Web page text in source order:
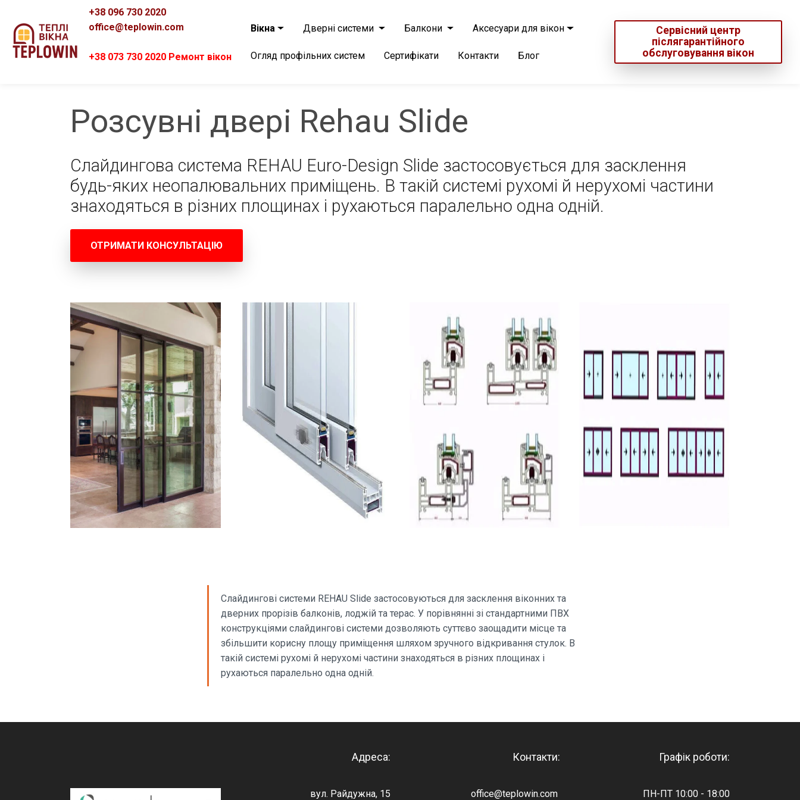
+38 096 730 2020
office@teplowin.com
+38 073 730 2020 Ремонт вікон
Вікна Дверні системи Балкони Аксесуари для вікон
Огляд профільних систем Сертифікати Контакти Блог
Сервісний центр
післягарантійного
обслуговування вікон
Розсувні двері Rehau Slide
Слайдингова система REHAU Euro-Design Slide застосовується для засклення
будь-яких неопалювальних приміщень. В такій системі рухомі й нерухомі частини
знаходяться в різних площинах і рухаються паралельно одна одній.
ОТРИМАТИ КОНСУЛЬТАЦІЮ
Слайдингові системи REHAU Slide застосовуються для засклення віконних та
дверних прорізів балконів, лоджій та терас. У порівнянні зі стандартними ПВХ
конструкціями слайдингові системи дозволяють суттєво заощадити місце та
збільшити корисну площу приміщення шляхом зручного відкривання стулок. В
такій системі рухомі й нерухомі частини знаходяться в різних площинах і
рухаються паралельно одна одній.
Адреса:
вул. Райдужна, 15
Контакти:
office@teplowin.com
Графік роботи:
ПН-ПТ 10:00 - 18:00